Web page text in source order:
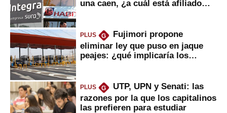
una caen, ¿a cuál está afiliado
PLUS G
Fujimori propone
eliminar ley que puso en jaque
peajes: ¿qué implicaría los
PLUS G
UTP, UPN y Senati: las
razones por la que los capitalinos
las prefieren para estudiar